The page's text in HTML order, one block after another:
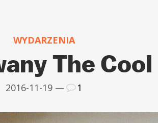
WYDARZENIA
The Cool
2016-11-19 — 1